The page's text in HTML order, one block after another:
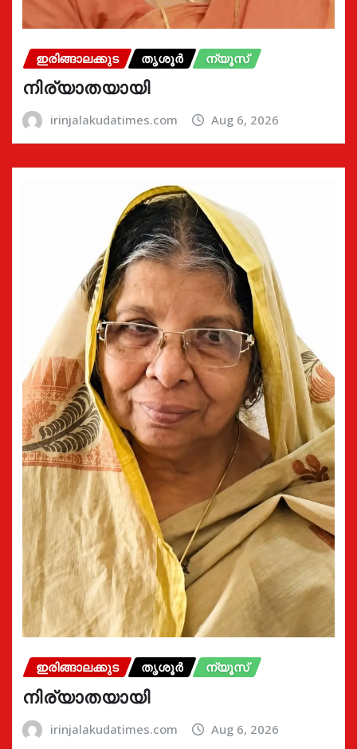
ഇരിങ്ങാലക്കുട തൃശൂർ ന്യൂസ്
നിര്യാതയായി
irinjalakudatimes.com Aug 6, 2026
ഇരിങ്ങാലക്കുട തൃശൂർ ന്യൂസ്
നിര്യാതയായി
irinjalakudatimes.com Aug 6, 2026